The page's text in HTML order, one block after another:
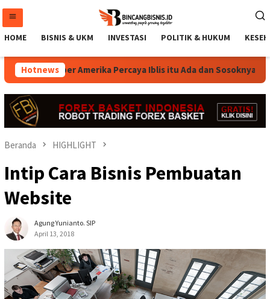
konten
HOME BISNIS & UKM INVESTASI POLITIK & HUKUM
Hotnews
Rapper Amerika Percaya Iblis itu Ada dan Sosoknya Seperti
Beranda HIGHLIGHT
Intip Cara Bisnis Pembuatan
Website
Agung Yunianto. SIP
April 13, 2018